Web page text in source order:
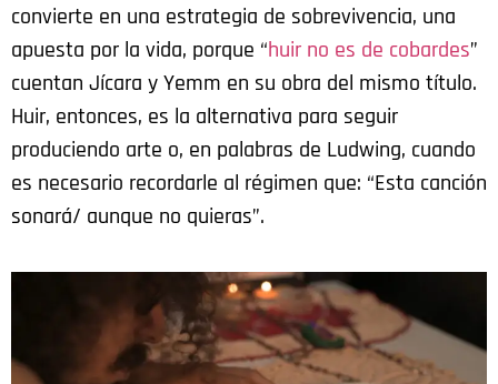
convierte en una estrategia de sobrevivencia, una
apuesta por la vida, porque “huir no es de cobardes”
cuentan Jícara y Yemm en su obra del mismo título.
Huir, entonces, es la alternativa para seguir
produciendo arte o, en palabras de Ludwing, cuando
es necesario recordarle al régimen que: “Esta canción
sonará/ aunque no quieras”.